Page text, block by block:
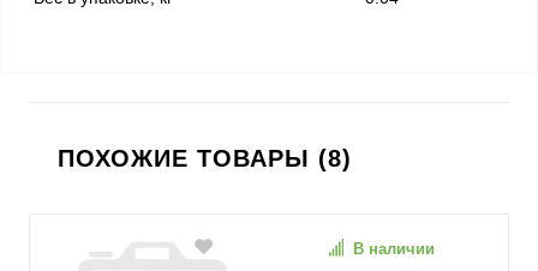
ПОХОЖИЕ ТОВАРЫ (8)
В наличии